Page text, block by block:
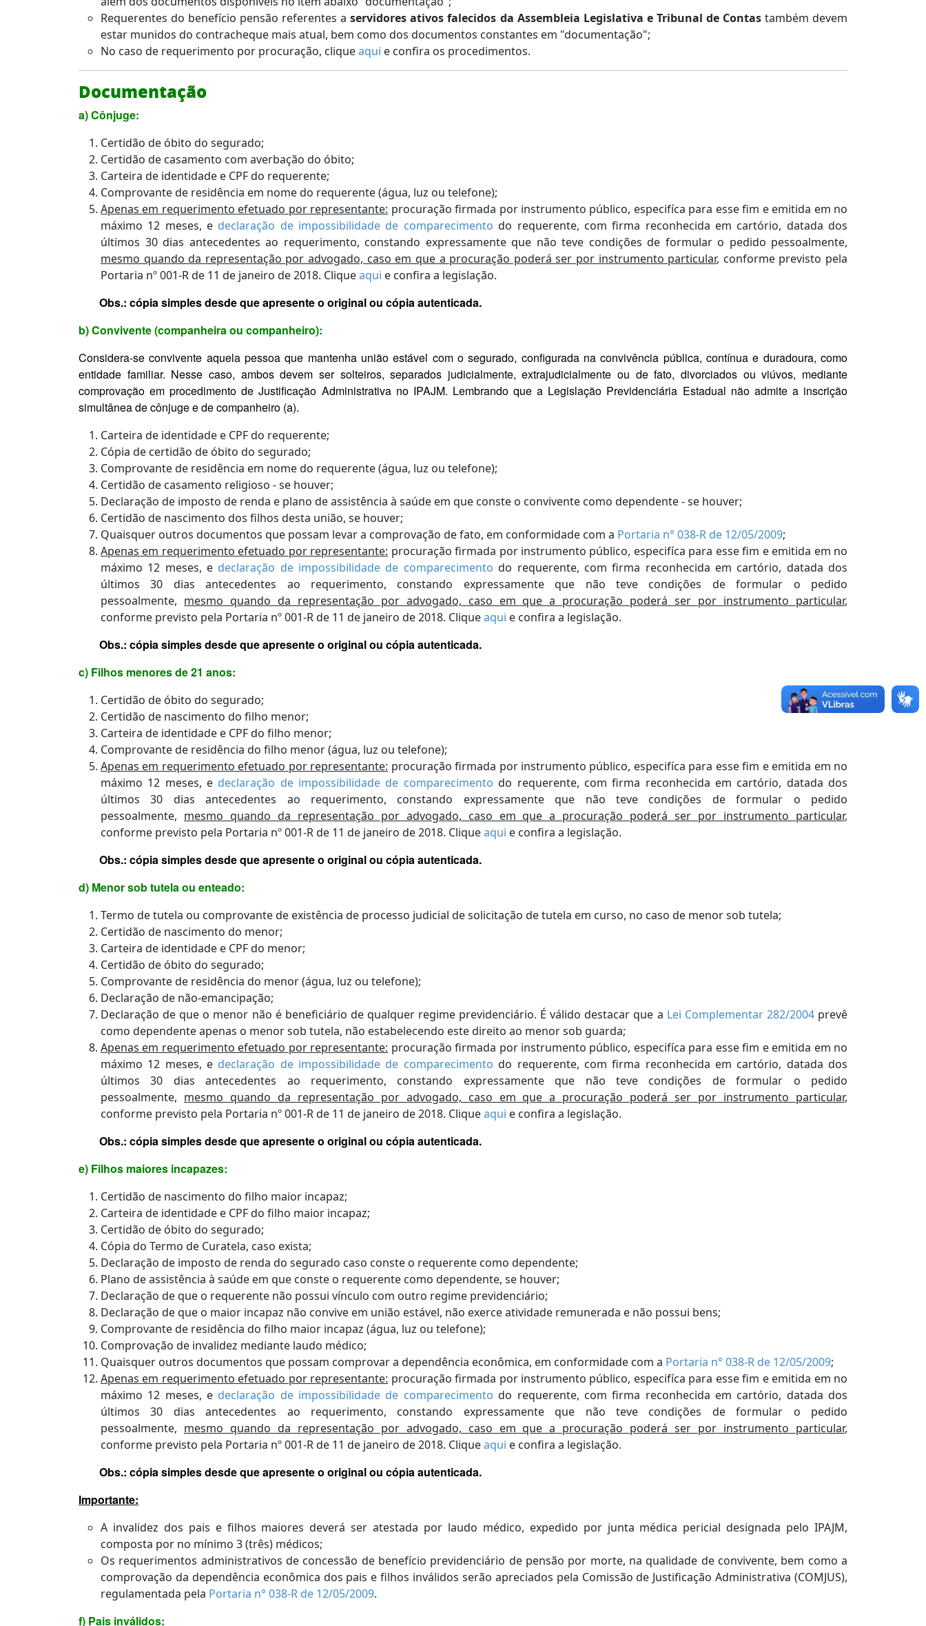
Requerentes do benefício pensão referentes aservidores ativos falecidos da Assembleia Legislativa e Tribunal de Contastambém devem
estar munidos do contracheque mais atual, bem como dos documentos constantes em "documentação";
No caso de requerimento por procuração, cliqueaqui e confira os procedimentos.
Documentação
a) Cônjuge:
Certidão de óbito do segurado;
Certidão de casamento com averbação do óbito;
Carteira de identidade e CPF do requerente;
Comprovante de residência em nome do requerente(água, luz ou telefone);
Apenas em requerimento efetuado por representante: procuração firmada por instrumento público, especifíca para esse fim e emitida em no
máximo 12 meses, e declaração de impossibilidade de comparecimento do requerente, com firma reconhecida em cartório, datada dos
últimos 30 dias antecedentes ao requerimento, constando expressamente que não teve condições de formular o pedido pessoalmente,
mesmo quando da representação por advogado, caso em que a procuração poderá ser por instrumento particular, conforme previsto pela
Portaria nº 001-R de 11 de janeiro de 2018. Cliqueaqui e confira a legislação.
Obs.: cópia simples desde que apresente o original ou cópia autenticada.
b) Convivente (companheira ou companheiro):
Considera-se convivente aquela pessoa que mantenha união estável com o segurado, configurada na convivência pública, contínua e duradoura, como
entidade familiar. Nesse caso, ambos devem ser solteiros, separados judicialmente, extrajudicialmente ou de fato, divorciados ou viúvos, mediante
comprovação em procedimento de Justificação Administrativa no IPAJM. Lembrando que a Legislação Previdenciária Estadual não admite a inscrição
simultânea de cônjuge e de companheiro (a).
Carteira de identidade e CPF do requerente;
Cópia de certidão de óbito do segurado;
Comprovante de residência em nome do requerente (água, luz ou telefone);
Certidão de casamento religioso - se houver;
Declaração de imposto de renda e plano de assistência à saúde em que conste o convivente como dependente - se houver;
Certidão de nascimento dos filhos desta união, se houver;
Quaisquer outros documentos que possam levar a comprovação de fato, em conformidade com a Portaria n° 038-R de 12/05/2009;
Apenas em requerimento efetuado por representante: procuração firmada por instrumento público, especifíca para esse fim e emitida em no
máximo 12 meses, e declaração de impossibilidade de comparecimento do requerente, com firma reconhecida em cartório, datada dos
últimos 30 dias antecedentes ao requerimento, constando expressamente que não teve condições de formular o pedido
pessoalmente, mesmo quando da representação por advogado, caso em que a procuração poderá ser por instrumento particular,
conforme previsto pela Portaria nº 001-R de 11 de janeiro de 2018. Cliqueaqui e confira a legislação.
Obs.: cópia simples desde que apresente o original ou cópia autenticada.
c) Filhos menores de 21 anos:
Certidão de óbito do segurado;
Certidão de nascimento do filho menor;
Carteira de identidade e CPF do filho menor;
Comprovante de residência do filho menor(água, luz ou telefone);
Apenas em requerimento efetuado por representante: procuração firmada por instrumento público, especifíca para esse fim e emitida em no
máximo 12 meses, e declaração de impossibilidade de comparecimento do requerente, com firma reconhecida em cartório, datada dos
últimos 30 dias antecedentes ao requerimento, constando expressamente que não teve condições de formular o pedido
pessoalmente, mesmo quando da representação por advogado, caso em que a procuração poderá ser por instrumento particular,
conforme previsto pela Portaria nº 001-R de 11 de janeiro de 2018. Cliqueaqui e confira a legislação.
Obs.: cópia simples desde que apresente o original ou cópia autenticada.
d) Menor sob tutela ou enteado:
Termo de tutela ou comprovante de existência de processo judicial de solicitação de tutela em curso, no caso de menor sob tutela;
Certidão de nascimento do menor;
Carteira de identidade e CPF do menor;
Certidão de óbito do segurado;
Comprovante de residência do menor(água, luz ou telefone);
Declaração de não-emancipação;
Declaração de que o menor não é beneficiário de qualquer regime previdenciário. É válido destacar que a Lei Complementar 282/2004prevê
como dependente apenas o menor sob tutela, não estabelecendo este direito ao menor sob guarda;
Apenas em requerimento efetuado por representante: procuração firmada por instrumento público, especifíca para esse fim e emitida em no
máximo 12 meses, e declaração de impossibilidade de comparecimento do requerente, com firma reconhecida em cartório, datada dos
últimos 30 dias antecedentes ao requerimento, constando expressamente que não teve condições de formular o pedido
pessoalmente, mesmo quando da representação por advogado, caso em que a procuração poderá ser por instrumento particular,
conforme previsto pela Portaria nº 001-R de 11 de janeiro de 2018. Cliqueaqui e confira a legislação.
Obs.: cópia simples desde que apresente o original ou cópia autenticada.
e) Filhos maiores incapazes:
Certidão de nascimento do filho maior incapaz;
Carteira de identidade e CPF do filho maior incapaz;
Certidão de óbito do segurado;
Cópia do Termo de Curatela, caso exista;
Declaração de imposto de renda do segurado caso conste o requerente como dependente;
Plano de assistência à saúde em que conste o requerente como dependente, se houver;
Declaração de que o requerente não possui vínculo com outro regime previdenciário;
Declaração de que o maior incapaz não convive em união estável, não exerce atividade remunerada e não possui bens;
Comprovante de residência do filho maior incapaz (água, luz ou telefone);
Comprovação de invalidez mediante laudo médico;
Quaisquer outros documentos que possam comprovar a dependência econômica, em conformidade com a Portaria n° 038-R de 12/05/2009;
Apenas em requerimento efetuado por representante: procuração firmada por instrumento público, especifíca para esse fim e emitida em no
máximo 12 meses, e declaração de impossibilidade de comparecimento do requerente, com firma reconhecida em cartório, datada dos
últimos 30 dias antecedentes ao requerimento, constando expressamente que não teve condições de formular o pedido
pessoalmente, mesmo quando da representação por advogado, caso em que a procuração poderá ser por instrumento particular,
conforme previsto pela Portaria nº 001-R de 11 de janeiro de 2018. Cliqueaqui e confira a legislação.
Obs.: cópia simples desde que apresente o original ou cópia autenticada.
Importante:
A invalidez dos pais e filhos maiores deverá ser atestada por laudo médico, expedido por junta médica pericial designada pelo IPAJM,
composta por no mínimo 3 (três) médicos;
Os requerimentos administrativos de concessão de benefício previdenciário de pensão por morte, na qualidade de convivente, bem como a
comprovação da dependência econômica dos pais e filhos inválidos serão apreciados pela Comissão de Justificação Administrativa (COMJUS),
regulamentada pela Portaria n° 038-R de 12/05/2009.
f) Pais inválidos: